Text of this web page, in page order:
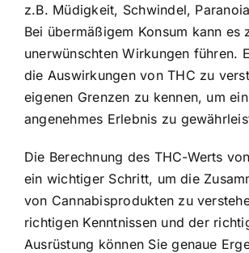
z.B. Müdigkeit, Schwindel,
Bei übermäßigem Konsum kann es
unerwünschten Wirkungen führen.
die Auswirkungen von THC zu
eigenen Grenzen zu kennen, um
angenehmes Erlebnis zu
Die Berechnung des THC-Werts
ein wichtiger Schritt, um die
von Cannabisprodukten zu
richtigen Kenntnissen und der
Ausrüstung können Sie genaue